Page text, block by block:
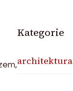
Kategorie
architektura